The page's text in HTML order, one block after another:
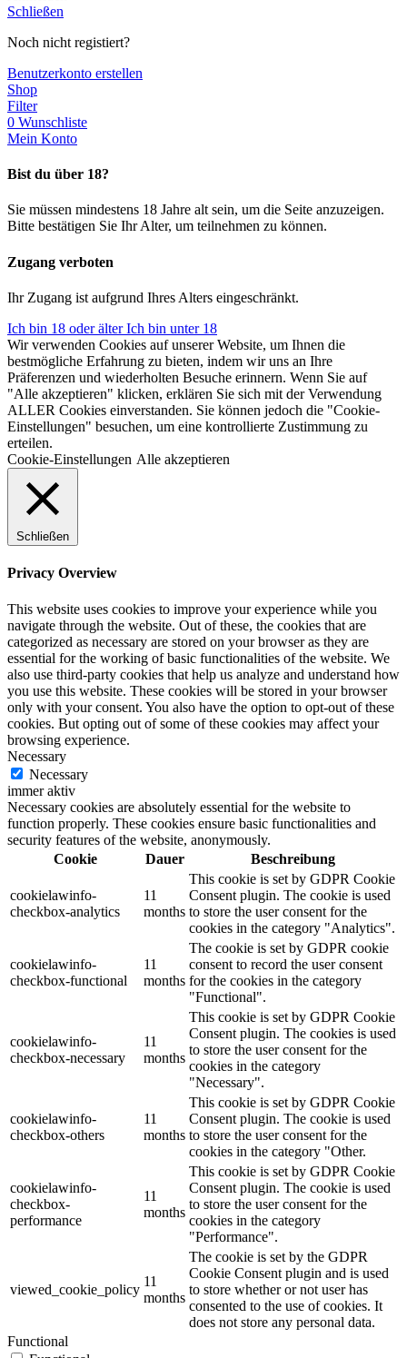
Schließen
Noch nicht registiert?
Benutzerkonto erstellen
Shop
Filter
0 Wunschliste
Mein Konto
Bist du über 18?
Sie müssen mindestens 18 Jahre alt sein, um die Seite anzuzeigen.
Bitte bestätigen Sie Ihr Alter, um teilnehmen zu können.
Zugang verboten
Ihr Zugang ist aufgrund Ihres Alters eingeschränkt.
Ich bin 18 oder älterIch bin unter 18
Wir verwenden Cookies auf unserer Website, um Ihnen die
bestmögliche Erfahrung zu bieten, indem wir uns an Ihre
Präferenzen und wiederholten Besuche erinnern. Wenn Sie auf
"Alle akzeptieren" klicken, erklären Sie sich mit der Verwendung
ALLER Cookies einverstanden. Sie können jedoch die "Cookie-
Einstellungen" besuchen, um eine kontrollierte Zustimmung zu
erteilen.
Cookie-Einstellungen Alle akzeptieren
Schließen
Privacy Overview
This website uses cookies to improve your experience while you
navigate through the website. Out of these, the cookies that are
categorized as necessary are stored on your browser as they are
essential for the working of basic functionalities of the website. We
also use third-party cookies that help us analyze and understand how
you use this website. These cookies will be stored in your browser
only with your consent. You also have the option to opt-out of these
cookies. But opting out of some of these cookies may affect your
browsing experience.
Necessary
Necessary
immer aktiv
Necessary cookies are absolutely essential for the website to
function properly. These cookies ensure basic functionalities and
security features of the website, anonymously.
Cookie
Dauer Beschreibung
cookielawinfo-
checkbox-analytics
11
months
This cookie is set by GDPR Cookie
Consent plugin. The cookie is used
to store the user consent for the
cookies in the category "Analytics".
cookielawinfo-
checkbox-functional
11
months
The cookie is set by GDPR cookie
consent to record the user consent
for the cookies in the category
"Functional".
cookielawinfo-
checkbox-necessary
11
months
This cookie is set by GDPR Cookie
Consent plugin. The cookies is used
to store the user consent for the
cookies in the category
"Necessary".
cookielawinfo-
checkbox-others
11
months
This cookie is set by GDPR Cookie
Consent plugin. The cookie is used
to store the user consent for the
cookies in the category "Other.
cookielawinfo-
checkbox-
performance
11
months
This cookie is set by GDPR Cookie
Consent plugin. The cookie is used
to store the user consent for the
cookies in the category
"Performance".
viewed_cookie_policy
11
months
The cookie is set by the GDPR
Cookie Consent plugin and is used
to store whether or not user has
consented to the use of cookies. It
does not store any personal data.
Functional